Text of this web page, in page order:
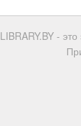
LIBRARY.BY -